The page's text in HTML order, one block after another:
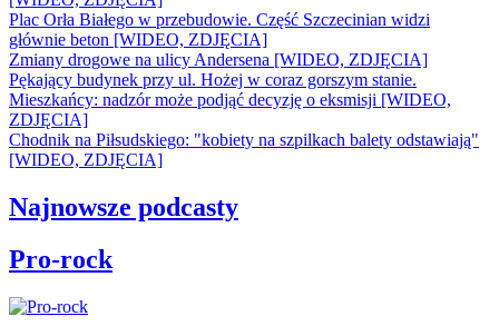
Plac Orła Białego w przebudowie. Część Szczecinian widzi
głównie beton [WIDEO, ZDJĘCIA]
Zmiany drogowe na ulicy Andersena [WIDEO, ZDJĘCIA]
Pękający budynek przy ul. Hożej w coraz gorszym stanie.
Mieszkańcy: nadzór może podjąć decyzję o eksmisji [WIDEO,
ZDJĘCIA]
Chodnik na Piłsudskiego: "kobiety na szpilkach balety odstawiają"
[WIDEO, ZDJĘCIA]
Najnowsze podcasty
Pro-rock